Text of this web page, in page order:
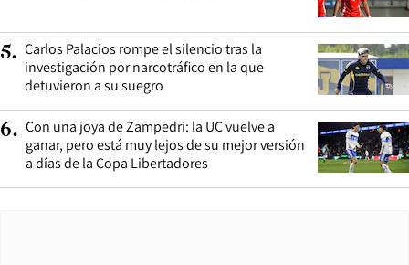
5. Carlos Palacios rompe el silencio tras la
investigación por narcotráfico en la que
detuvieron a su suegro
6. Con una joya de Zampedri: la UC vuelve a
ganar, pero está muy lejos de su mejor versión
a días de la Copa Libertadores